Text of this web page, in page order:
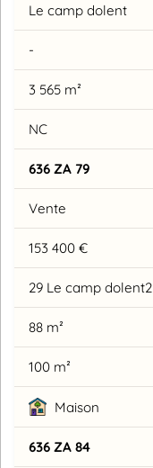
Le camp dolent
-
3 565 m²
NC
636 ZA 79
Vente
153 400 €
29 Le camp dolent2
88 m²
100 m²
Maison
636 ZA 84